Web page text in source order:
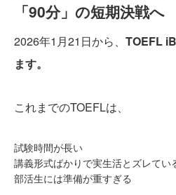
「90分」の短期決戦へ
2026年1月21日から、 TOEFL
ます。
これまでのTOEFLは、
試験時間が長い
講義形式ばかりで実生活とズレてい
部活生には準備が重すぎる